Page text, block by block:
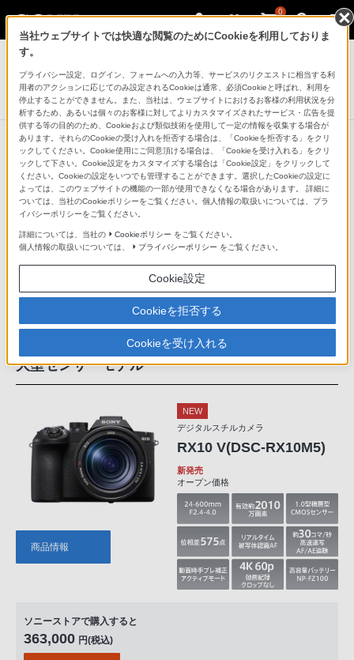
0
デジタルビデオカメラ ハンディカム
ワイヤレスマイクロホン
ECM-W1M
大型センサーモデル
高倍率ズームモデル
デジタル一眼カメラ“α”[Aマウント]
デジタル一眼カメラ“α”[Eマウント]
ハイビジョン“ハンディカム”[AVCHDモデル(HDD、メモ
リーなど)]
レンズ交換式デジタルHDビデオカメラレコーダー
Cinema Line カメラ
大型センサーモデル
NEW
デジタルスチルカメラ
RX10 V(DSC-RX10M5)
新発売
オープン価格
商品情報
ソニーストアで購入すると
363,000 円(税込)
当社ウェブサイトでは快適な閲覧のためにCookieを利用しておりま
す。
プライバシー設定、ログイン、フォームへの入力等、サービスのリクエストに相当する利
用者のアクションに応じてのみ設定されるCookieは通常、必須Cookieと呼ばれ、利用を
停止することができません。また、当社は、ウェブサイトにおけるお客様の利用状況を分
析するため、あるいは個々のお客様に対してよりカスタマイズされたサービス・広告を提
供する等の目的のため、Cookieおよび類似技術を使用して一定の情報を収集する場合が
あります。それらのCookieの受け入れを拒否する場合は、「Cookieを拒否する」をクリ
ックしてください。Cookie使用にご同意頂ける場合は、「Cookieを受け入れる」をクリ
ックして下さい。Cookie設定をカスタマイズする場合は「Cookie設定」をクリックして
ください。Cookieの設定をいつでも管理することができます。選択したCookieの設定に
よっては、このウェブサイトの機能の一部が使用できなくなる場合があります。 詳細に
ついては、当社のCookieポリシーをご覧ください。個人情報の取扱いについては、プラ
イバシーポリシーをご覧ください。
詳細については、当社の Cookieポリシー をご覧ください。
個人情報の取扱いについては、
プライバシーポリシー をご覧ください。
Cookie設定
Cookieを拒否する
Cookieを受け入れる